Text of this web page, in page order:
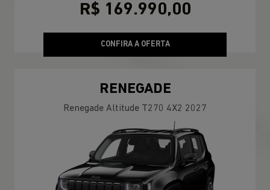
R$ 169.990,00
CONFIRA A OFERTA
RENEGADE
Renegade Altitude T270 4X2 2027